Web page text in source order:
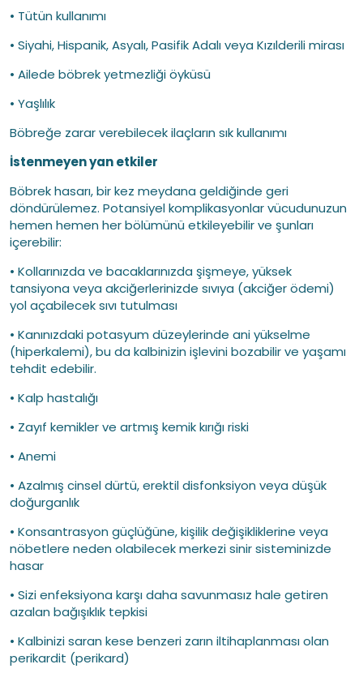
• Tütün kullanımı
• Siyahi, Hispanik, Asyalı, Pasifik Adalı veya Kızılderili mirası
• Ailede böbrek yetmezliği öyküsü
• Yaşlılık
Böbreğe zarar verebilecek ilaçların sık kullanımı
İstenmeyen yan etkiler
Böbrek hasarı, bir kez meydana geldiğinde geri
döndürülemez. Potansiyel komplikasyonlar vücudunuzun
hemen hemen her bölümünü etkileyebilir ve şunları
içerebilir:
• Kollarınızda ve bacaklarınızda şişmeye, yüksek
tansiyona veya akciğerlerinizde sıvıya (akciğer ödemi)
yol açabilecek sıvı tutulması
• Kanınızdaki potasyum düzeylerinde ani yükselme
(hiperkalemi), bu da kalbinizin işlevini bozabilir ve yaşamı
tehdit edebilir.
• Kalp hastalığı
• Zayıf kemikler ve artmış kemik kırığı riski
• Anemi
• Azalmış cinsel dürtü, erektil disfonksiyon veya düşük
doğurganlık
• Konsantrasyon güçlüğüne, kişilik değişikliklerine veya
nöbetlere neden olabilecek merkezi sinir sisteminizde
hasar
• Sizi enfeksiyona karşı daha savunmasız hale getiren
azalan bağışıklık tepkisi
• Kalbinizi saran kese benzeri zarın iltihaplanması olan
perikardit (perikard)